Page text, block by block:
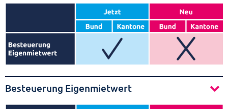
Besteuerung Eigenmietwert